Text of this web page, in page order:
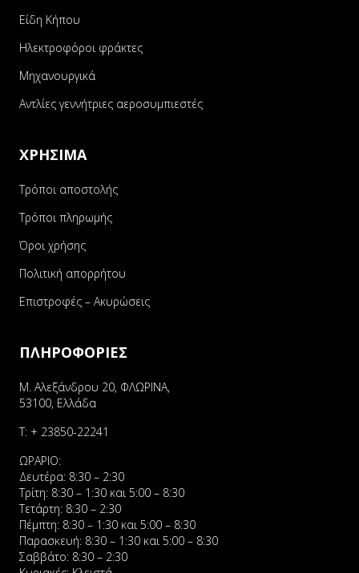
Είδη Κήπου
Ηλεκτροφόροι φράκτες
Μηχανουργικά
Αντλίες γεννήτριες αεροσυμπιεστές
ΧΡΗΣΙΜΑ
Τρόποι αποστολής
Τρόποι πληρωμής
Όροι χρήσης
Πολιτική απορρήτου
Επιστροφές – Ακυρώσεις
ΠΛΗΡΟΦΟΡΙΕΣ
Μ. Αλεξάνδρου 20, ΦΛΩΡΙΝΑ,
53100, Ελλάδα
Τ: + 23850-22241
ΩΡΑΡΙΟ:
Δευτέρα: 8:30 – 2:30
Τρίτη: 8:30 – 1:30 και 5:00 – 8:30
Τετάρτη: 8:30 – 2:30
Πέμπτη: 8:30 – 1:30 και 5:00 – 8:30
Παρασκευή: 8:30 – 1:30 και 5:00 – 8:30
Σαββάτο: 8:30 – 2:30